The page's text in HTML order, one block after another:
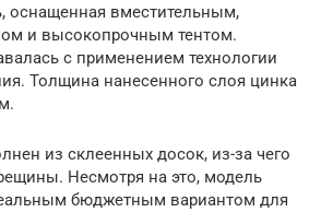
оснащенная вместительным,
и высокопрочным тентом.
с применением технологии
Толщина нанесенного слоя цинка
из склеенных досок, из-за чего
Несмотря на это, модель
бюджетным вариантом для